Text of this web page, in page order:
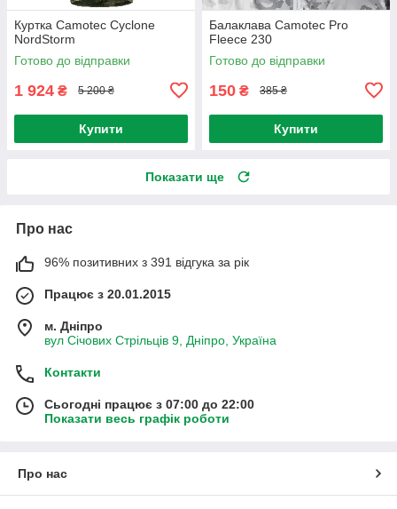
Куртка Camotec Cyclone
NordStorm
Готово до відправки
1 924 ₴ 5 200 ₴
Купити
Балаклава Camotec Pro
Fleece 230
Готово до відправки
150 ₴ 385 ₴
Купити
Показати ще
Про нас
96% позитивних з 391 відгука за рік
Працює з 20.01.2015
м. Дніпро
вул Січових Стрільців 9, Дніпро, Україна
Контакти
Сьогодні працює з 07:00 до 22:00
Показати весь графік роботи
Про нас